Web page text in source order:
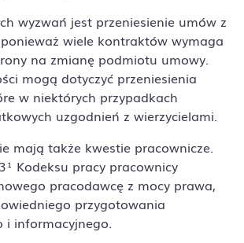
wyzwań jest przeniesienie umów z
wiele kontraktów wymaga
na zmianę podmiotu umowy.
mogą dotyczyć przeniesienia
w niektórych przypadkach
uzgodnień z wierzycielami.
mają także kwestie pracownicze.
Kodeksu pracy pracownicy
pracodawcę z mocy prawa,
przygotowania
i informacyjnego.